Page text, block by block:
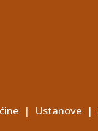
| Ustanove |